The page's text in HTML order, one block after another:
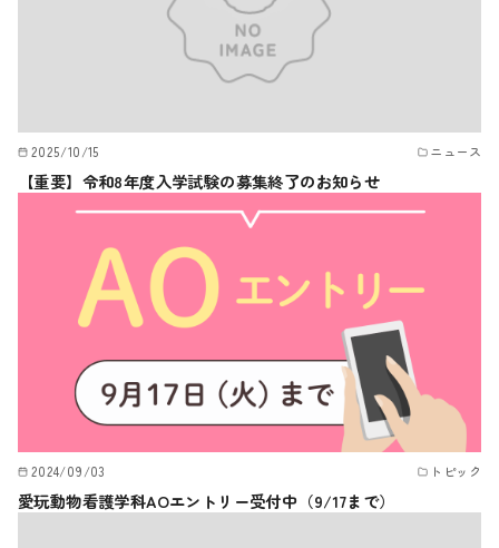
2025/10/15 ニュース
【重要】令和8年度入学試験の募集終了のお知らせ
2024/09/03 トピック
愛玩動物看護学科AOエントリー受付中（9/17まで）